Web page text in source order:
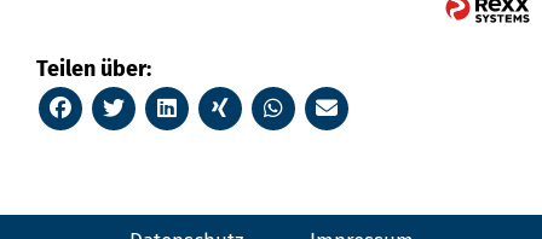
Teilen über: